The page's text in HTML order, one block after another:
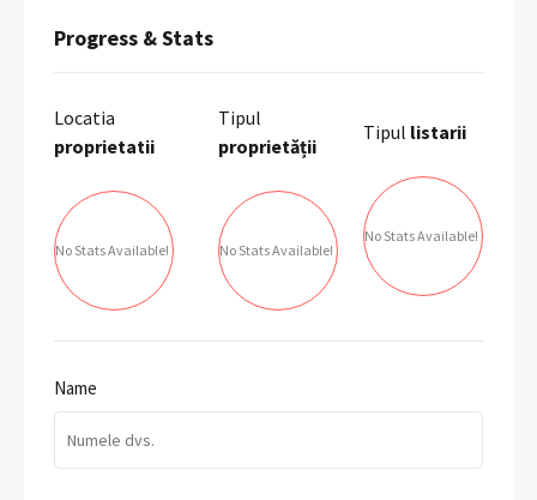
Progress & Stats
Locatia
proprietatii
No Stats Available!
Tipul
proprietății
No Stats Available!
Tipul listarii
No Stats Available!
Name